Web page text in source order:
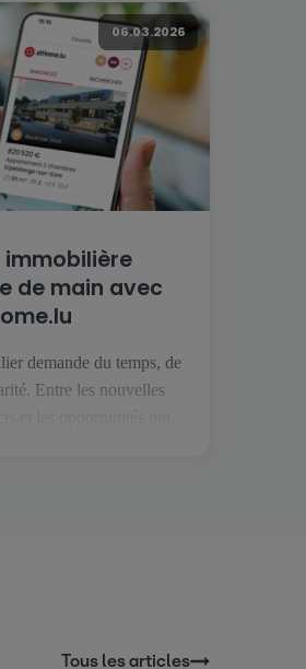
06.03.2026
de main avec
demande du temps, de
Entre les nouvelles
Tous les articles